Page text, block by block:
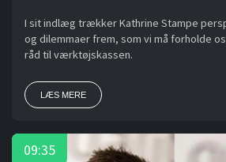
I sit indlæg trækker Kathrine Stampe
og dilemmaer frem, som vi må forholde
råd til værktøjskassen.
LÆS MERE
09:35